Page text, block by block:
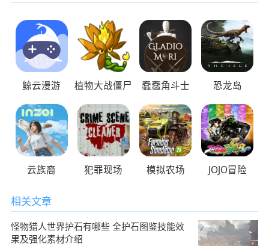
鲸云漫游 植物大战僵尸 蠢蠢角斗士 恐龙岛
云族裔 犯罪现场 模拟农场 JOJO冒险
相关文章
怪物猎人世界护石有哪些 全护石图鉴技能效
果及强化素材介绍